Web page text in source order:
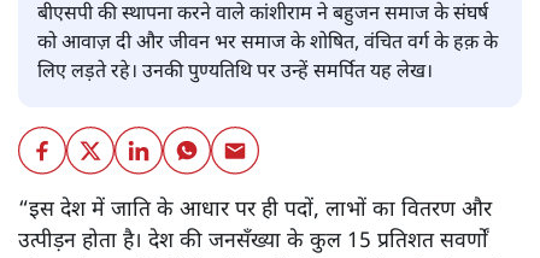
बीएसपी की स्थापना करने वाले कांशीराम ने बहुजन समाज के संघर्ष
को आवाज़ दी और जीवन भर समाज के शोषित, वंचित वर्ग के हक़ के
लिए लड़ते रहे। उनकी पुण्यतिथि पर उन्हें समर्पित यह लेख।
“इस देश में जाति के आधार पर ही पदों, लाभों का वितरण और
उत्पीड़न होता है। देश की जनसँख्या के कुल 15 प्रतिशत सवर्णों